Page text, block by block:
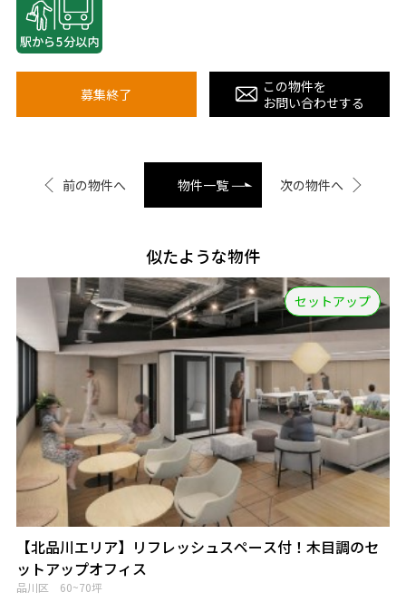
募集終了
この物件を
お問い合わせする
前の物件へ 物件一覧 次の物件へ
似たような物件
セットアップ
【北品川エリア】リフレッシュスペース付！木目調のセ
ットアップオフィス
品川区 60~70坪